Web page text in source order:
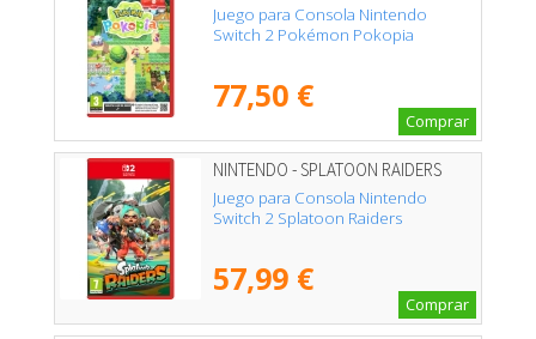
Juego para Consola Nintendo
Switch 2 Pokémon Pokopia
77,50 €
Comprar
NINTENDO - SPLATOON RAIDERS
Juego para Consola Nintendo
Switch 2 Splatoon Raiders
57,99 €
Comprar